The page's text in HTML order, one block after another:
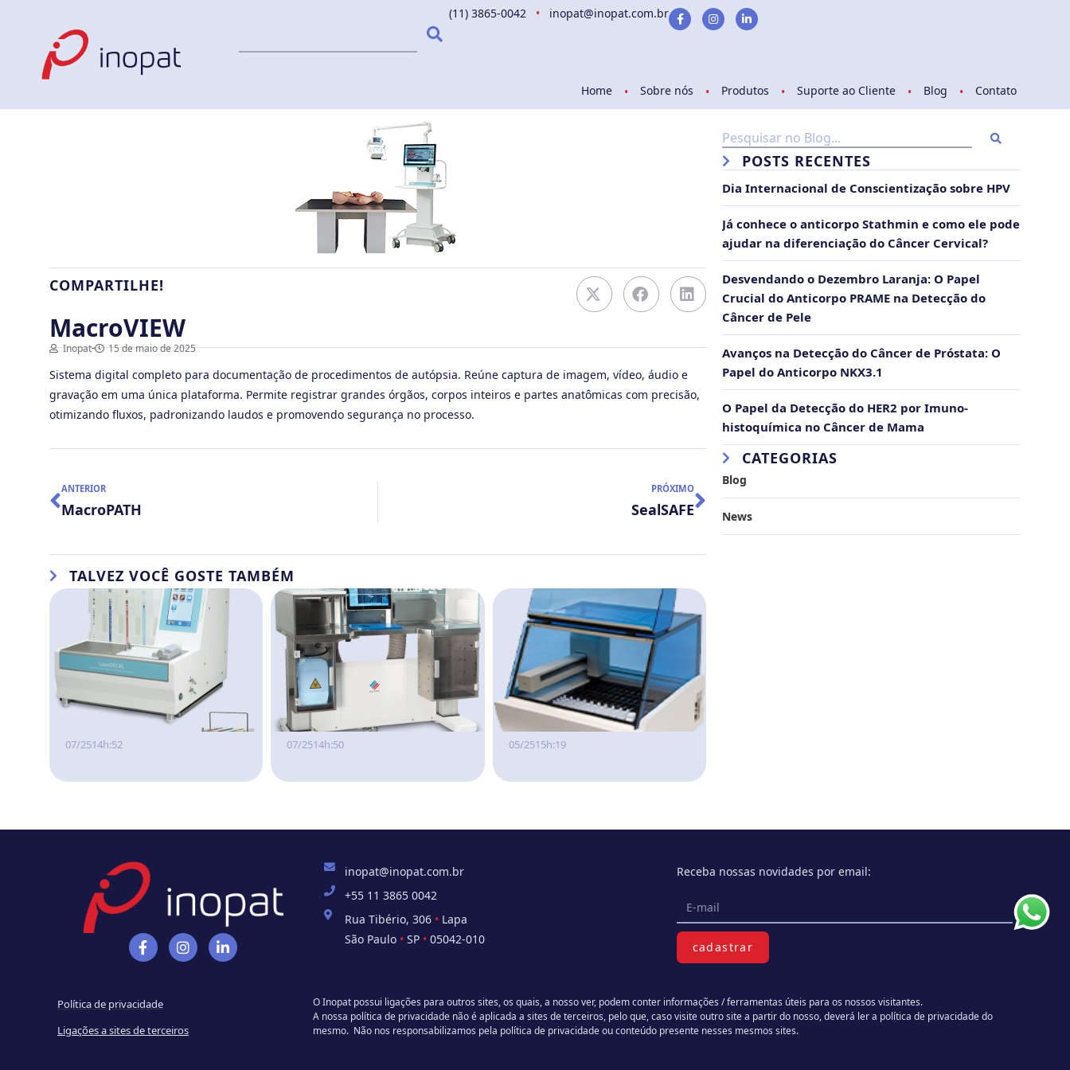
(11) 3865-0042 • inopat@inopat.com.br
Home Sobre nós Produtos Suporte ao Cliente Blog Contato
COMPARTILHE!
MacroVIEW
Inopat 15 de maio de 2025
Sistema digital completo para documentação de procedimentos de autópsia. Reúne captura de imagem, vídeo, áudio e
gravação em uma única plataforma. Permite registrar grandes órgãos, corpos inteiros e partes anatômicas com precisão,
otimizando fluxos, padronizando laudos e promovendo segurança no processo.
ANTERIOR
MacroPATH
PRÓXIMO
SealSAFE
TALVEZ VOCÊ GOSTE TAMBÉM
07/2514h:52 07/2514h:50 05/2515h:19
POSTS RECENTES
Dia Internacional de Conscientização sobre HPV
Já conhece o anticorpo Stathmin e como ele pode
ajudar na diferenciação do Câncer Cervical?
Desvendando o Dezembro Laranja: O Papel
Crucial do Anticorpo PRAME na Detecção do
Câncer de Pele
Avanços na Detecção do Câncer de Próstata: O
Papel do Anticorpo NKX3.1
O Papel da Detecção do HER2 por Imuno-
histoquímica no Câncer de Mama
CATEGORIAS
Blog
News
inopat@inopat.com.br
+55 11 3865 0042
Rua Tibério, 306 •Lapa
São Paulo • SP•05042-010
Receba nossas novidades por email:
cadastrar
Política de privacidade
Ligações a sites de terceiros
O Inopat possui ligações para outros sites, os quais, a nosso ver, podem conter informações / ferramentas úteis para os nossos visitantes.
A nossa política de privacidade não é aplicada a sites de terceiros, pelo que, caso visite outro site a partir do nosso, deverá ler a política de privacidade do
mesmo. Não nos responsabilizamos pela política de privacidade ou conteúdo presente nesses mesmos sites.